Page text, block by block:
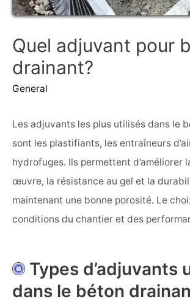
Quel adjuvant pour
drainant?
General
Les adjuvants les plus utilisés dans le
sont les plastifiants, les entraîneurs
hydrofuges. Ils permettent d’améliorer
œuvre, la résistance au gel et la
maintenant une bonne porosité. Le
conditions du chantier et des
Types d’adjuvants
dans le béton